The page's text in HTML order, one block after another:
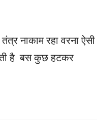
नाकाम रहा वरना ऐसी
है! बस कुछ हटकर